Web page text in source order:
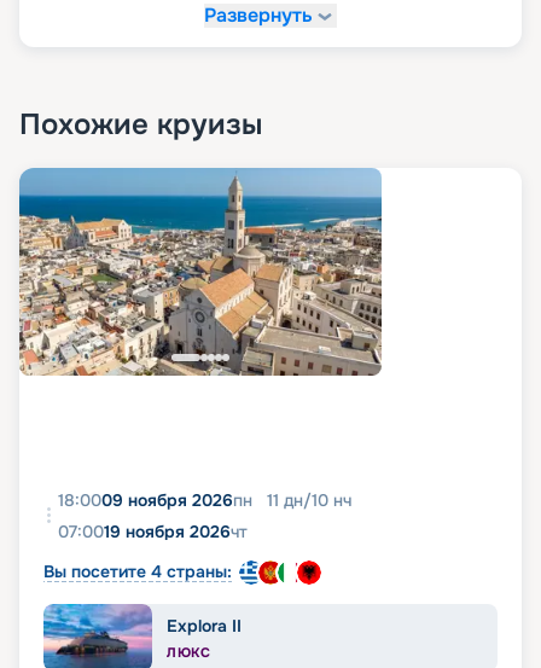
Развернуть
Похожие круизы
18:0009 ноября 2026пн 11 дн/10 нч
07:0019 ноября 2026чт
Вы посетите 4 страны:
Explora II
ЛЮКС